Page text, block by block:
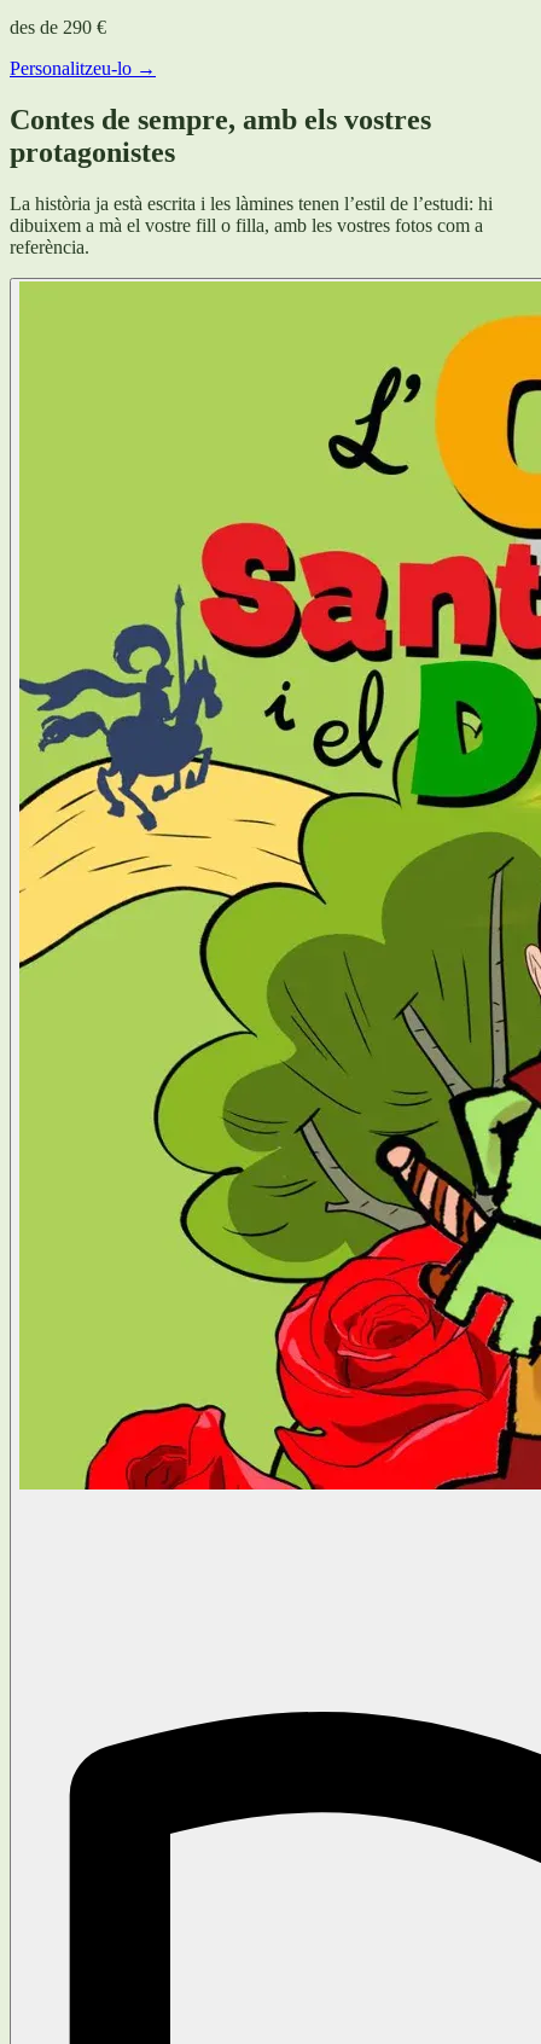
des de 290 €
Personalitzeu-lo →
Contes de sempre, amb els vostres
protagonistes
La història ja està escrita i les làmines tenen l’estil de l’estudi: hi
dibuixem a mà el vostre fill o filla, amb les vostres fotos com a
referència.